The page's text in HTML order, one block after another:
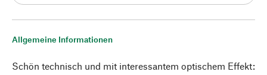
Allgemeine Informationen
Schön technisch und mit interessantem optischem Effekt: